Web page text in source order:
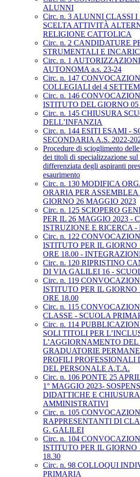
ALUNNI
Circ. n. 3 ALUNNI CLASSI
SCELTA ATTIVITÀ
RELIGIONE CATTOLICA
Circ. n. 2 CANDIDATURE
STRUMENTALI E
Circ. n. 1
AUTONOMA a.s. 23-24
Circ. n. 147
COLLEGIALI del 4
Circ. n. 146
ISTITUTO DEL GIORNO
Circ. n. 145 CHIUSURA
DELL’INFANZIA
Circ. n. 144 ESITI ESAMI -
SECONDARIA A.S. 2022-
Procedure di scioglimento
dei titoli di specializzazione sul
differenziata degli aspiranti
esaurimento
Circ. n. 130 MODIFICA
ORARIA PER
GIORNO 26 MAGGIO 2023
Circ. n. 125 SCIOPERO
PER IL 26 MAGGIO 2023 -
ISTRUZIONE E RICERCA -
Circ. n. 122
ISTITUTO PER IL GIORNO
ORE 18.00 -
Circ. n. 120 RIPRISTINO
DI VIA GALILEI 16 -
Circ. n. 119
ISTITUTO PER IL GIORNO
ORE 18.00
Circ. n. 115
CLASSE - SCUOLA
Circ. n. 114
SOLI TITOLI PER
L’AGGIORNAMENTO
GRADUATORIE
PROFILI PROFESSIONALI
DEL PERSONALE A.T.A.
Circ. n. 106 PONTE 25
1° MAGGIO 2023-
DIDATTICHE E
AMMINISTRATIVI
Circ. n. 105
RAPPRESENTANTI DI
G. GALILEI
Circ. n. 104
ISTITUTO PER IL GIORNO
18.30
Circ. n. 98 COLLOQUI
PRIMARIA